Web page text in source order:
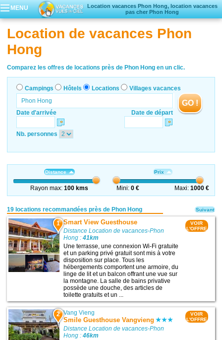
MENU
Location vacances Phon Hong, location vacances
pas cher Phon Hong
Hôtels
Location de vacances Phon
Hong
Comparez les offres de locations près de Phon Hong en un clic.
Campings Hôtels Locations Villages vacances
Date d'arrivée Date de départ
GO !
Nb. personnes
Distance
Rayon max:100 kms
Prix
Mini:0 € Maxi: 1000 €
19 locations recommandées près de Phon Hong
1 Smart View Guesthouse
Distance Location de vacances-Phon
Hong :41km
Une terrasse, une connexion Wi-Fi gratuite
et un parking privé gratuit sont mis à votre
disposition sur place. Tous les
hébergements comportent une armoire, du
linge de lit et un balcon offrant une vue sur
la montagne. La salle de bains privative
possède une douche, des articles de
toilette gratuits et un ...
VOIR
L'OFFRE
2 Vang Vieng
Smile Guesthouse Vangvieng
Distance Location de vacances-Phon
Hong :46km
VOIR
L'OFFRE
Suivant